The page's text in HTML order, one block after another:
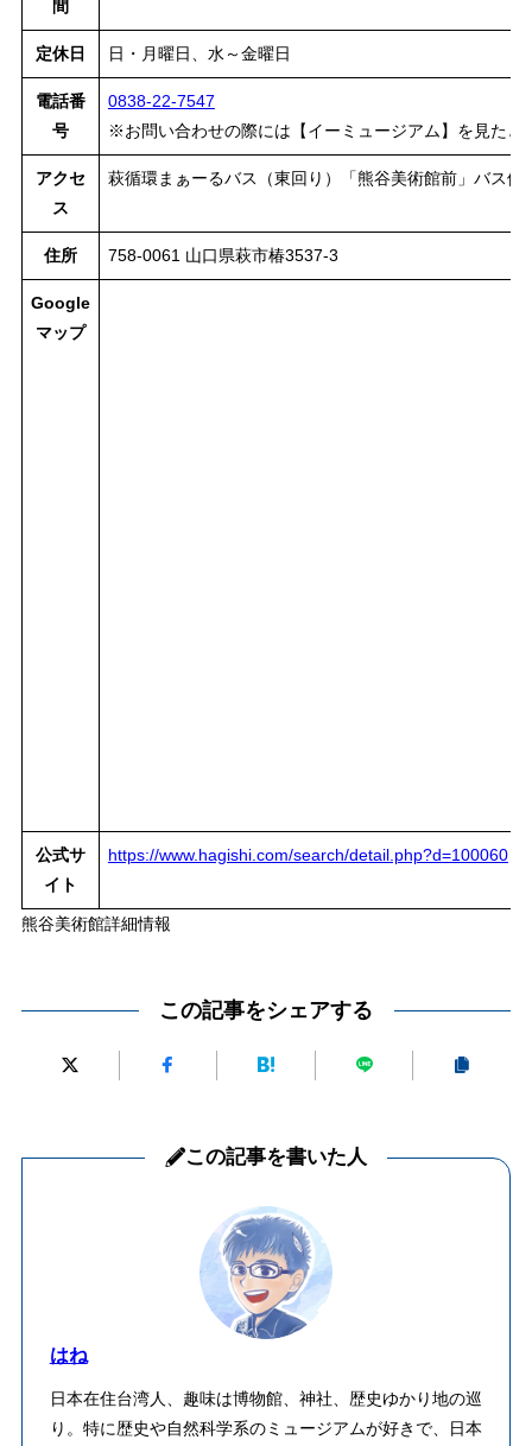
間
定休日 日・月曜日、水～金曜日
電話番
号
0838-22-7547
※お問い合わせの際には【イーミュージアム】を見たと
アクセ
ス
萩循環まぁーるバス（東回り）「熊谷美術館前」バス停
住所 758-0061 山口県萩市椿3537-3
Google
マップ
公式サ
イト
https://www.hagishi.com/search/detail.php?d=100060
熊谷美術館詳細情報
この記事をシェアする
この記事を書いた人
はね
日本在住台湾人、趣味は博物館、神社、歴史ゆかり地の巡
り。特に歴史や自然科学系のミュージアムが好きで、日本